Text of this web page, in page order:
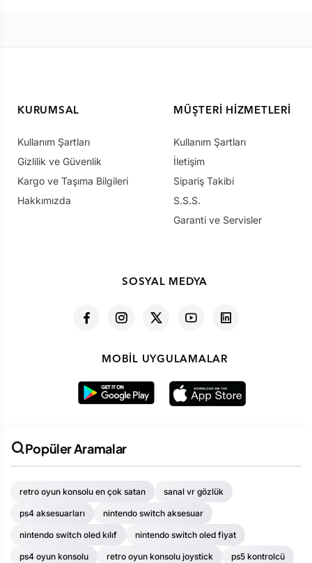
KURUMSAL
Kullanım Şartları
Gizlilik ve Güvenlik
Kargo ve Taşıma Bilgileri
Hakkımızda
MÜŞTERI HIZMETLERI
Kullanım Şartları
İletişim
Sipariş Takibi
S.S.S.
Garanti ve Servisler
SOSYAL MEDYA
MOBIL UYGULAMALAR
Popüler Aramalar
retro oyun konsolu en çok satan sanal vr gözlük
ps4 aksesuarları nintendo switch aksesuar
nintendo switch oled kılıf nintendo switch oled fiyat
ps4 oyun konsolu retro oyun konsolu joystick ps5 kontrolcü